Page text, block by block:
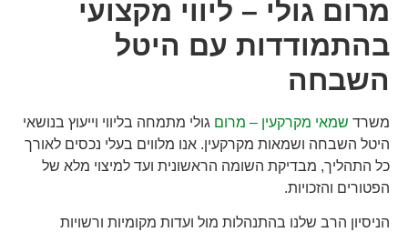
מרום גולי – ליווי מקצועי
בהתמודדות עם היטל
השבחה
משרד שמאי מקרקעין – מרום גולי מתמחה בליווי וייעוץ בנושאי
היטל השבחה ושמאות מקרקעין. אנו מלווים בעלי נכסים לאורך
כל התהליך, מבדיקת השומה הראשונית ועד למיצוי מלא של
הפטורים והזכויות.
הניסיון הרב שלנו בהתנהלות מול ועדות מקומיות ורשויות